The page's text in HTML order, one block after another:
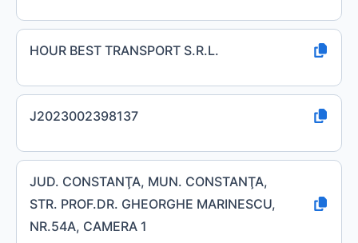
HOUR BEST TRANSPORT S.R.L.
J2023002398137
JUD. CONSTANŢA, MUN. CONSTANŢA,
STR. PROF.DR. GHEORGHE MARINESCU,
NR.54A, CAMERA 1